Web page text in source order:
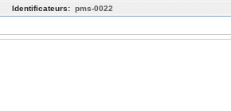
Identificateurs: pms-0022